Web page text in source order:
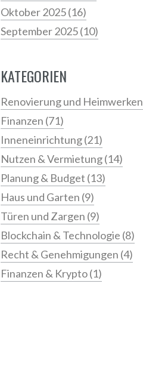
Oktober 2025(16)
September 2025(10)
KATEGORIEN
Renovierung und Heimwerken
Finanzen (71)
Inneneinrichtung(21)
Nutzen & Vermietung(14)
Planung & Budget (13)
Haus und Garten (9)
Türen und Zargen (9)
Blockchain & Technologie (8)
Recht & Genehmigungen (4)
Finanzen & Krypto(1)